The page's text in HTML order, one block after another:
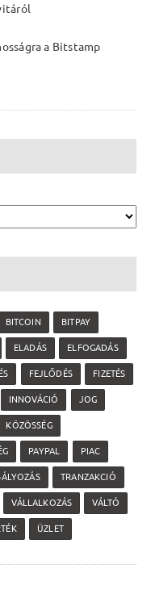
a Bitstamp
BITCOIN BITPAY
ELADÁS ELFOGADÁS
FEJLŐDÉS FIZETÉS
INNOVÁCIÓ JOG
KÖZÖSSÉG
PAYPAL PIAC
TRANZAKCIÓ
VÁLLALKOZÁS VÁLTÓ
ÜZLET